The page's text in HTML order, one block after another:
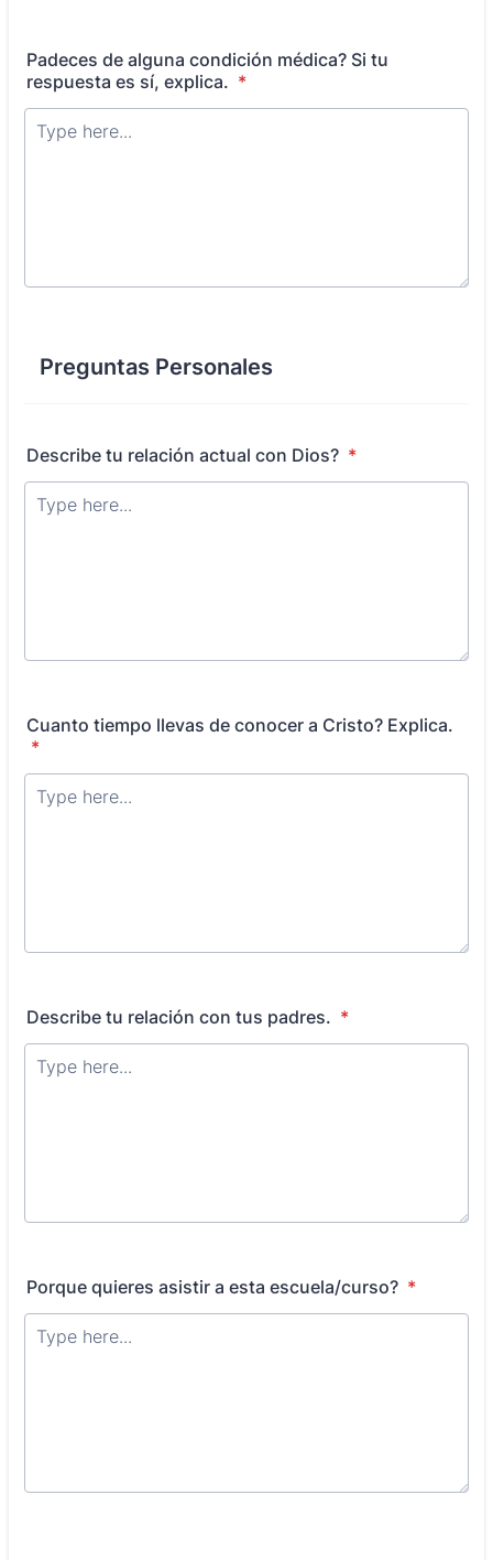
Padeces de alguna condición médica? Si tu
respuesta es sí, explica. *
Preguntas Personales
Describe tu relación actual con Dios? *
Cuanto tiempo llevas de conocer a Cristo? Explica.
*
Describe tu relación con tus padres. *
Porque quieres asistir a esta escuela/curso? *